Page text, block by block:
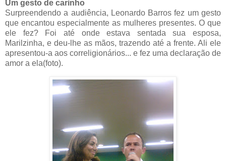
Um gesto de carinho
Surpreendendo a audiência, Leonardo Barros fez um gesto
que encantou especialmente as mulheres presentes. O que
ele fez? Foi até onde estava sentada sua esposa,
Marilzinha, e deu-lhe as mãos, trazendo até a frente. Ali ele
apresentou-a aos correligionários... e fez uma declaração de
amor a ela(foto).